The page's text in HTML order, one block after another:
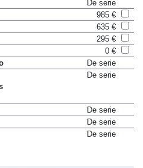
De serie
985 €
635 €
295 €
0 €
De serie
De serie
De serie